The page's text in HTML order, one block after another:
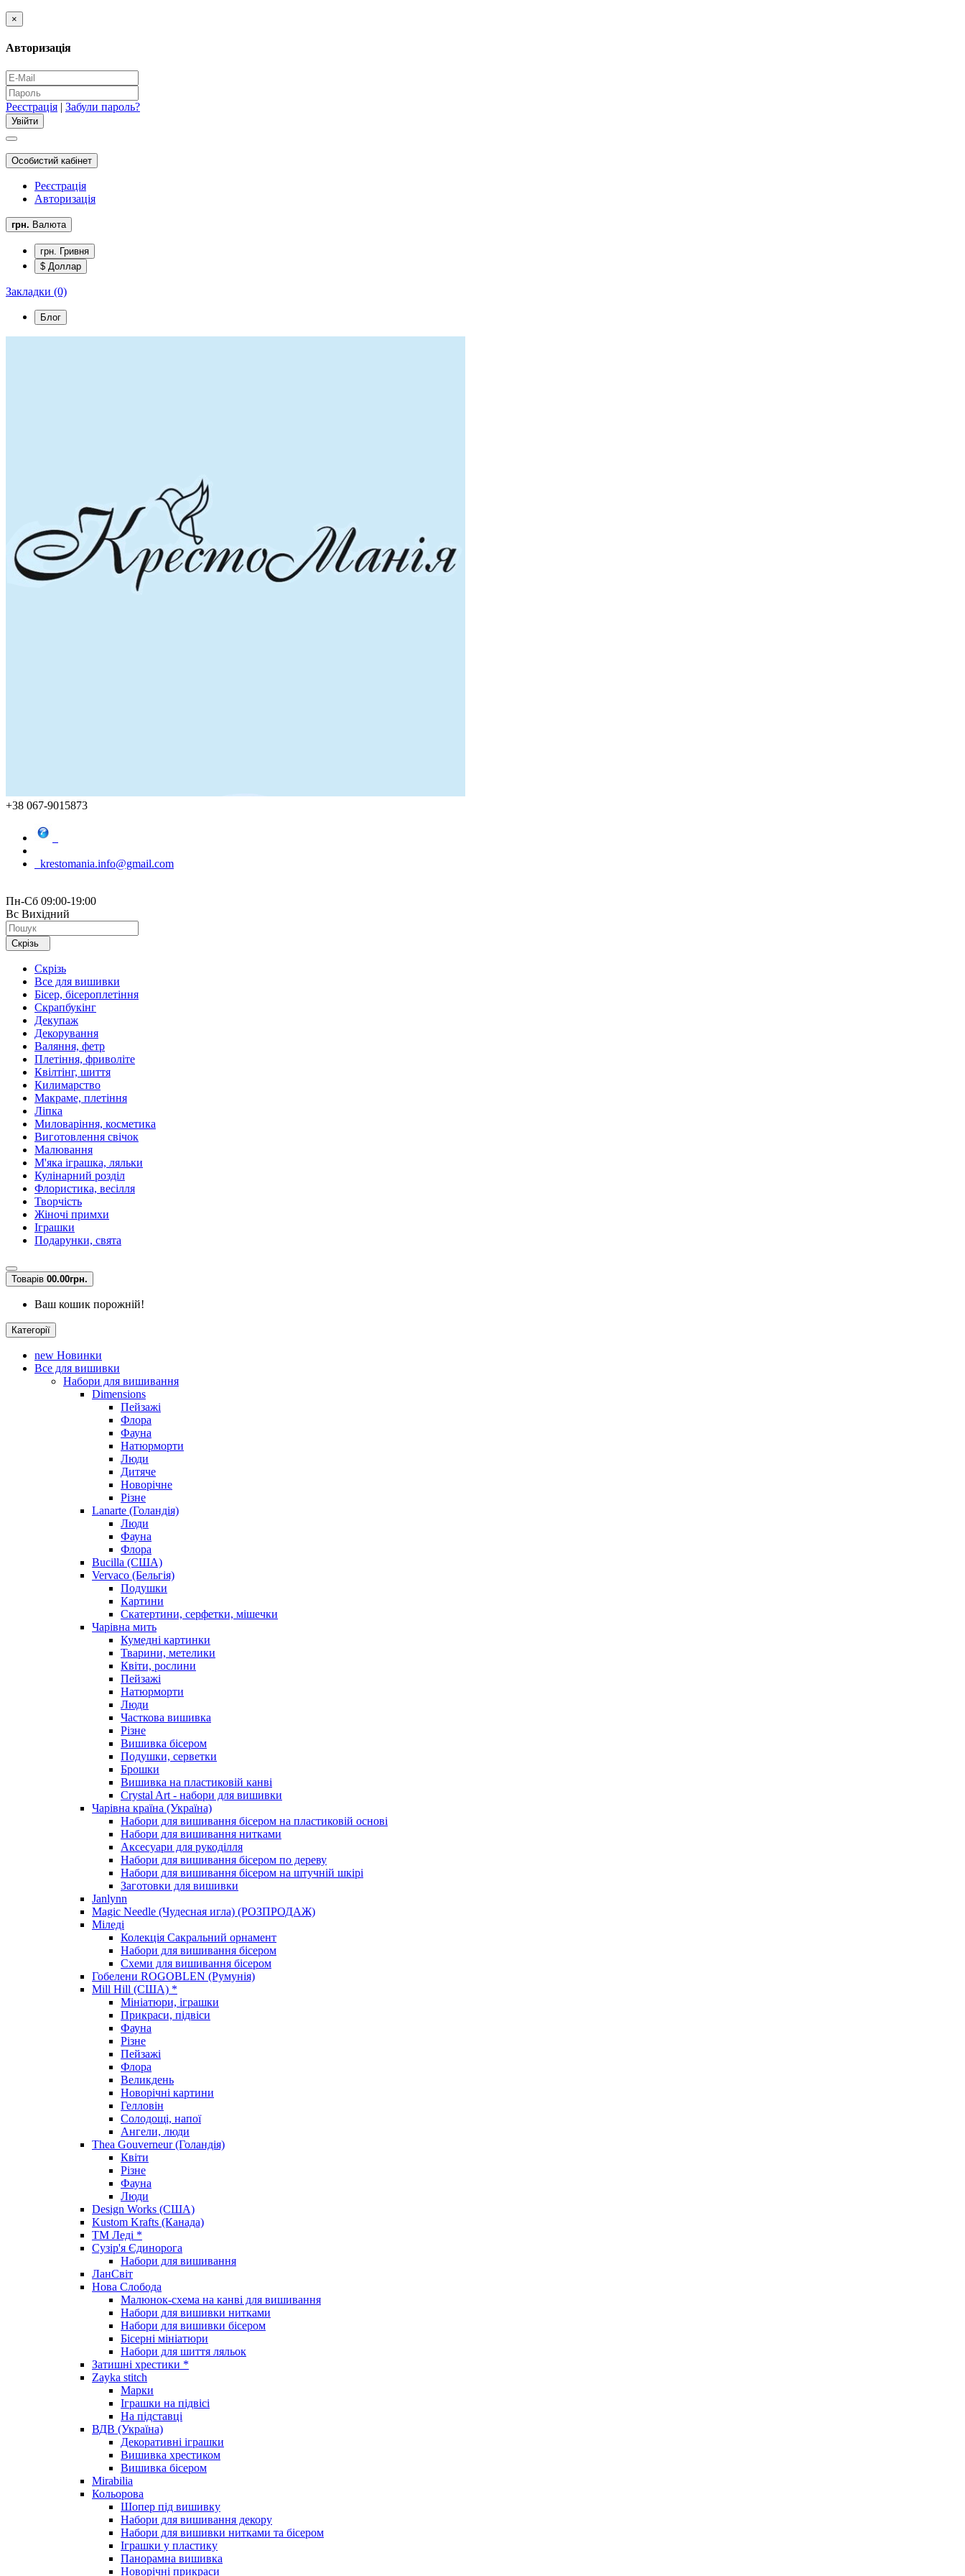
×
Авторизація
Реєстрація | Забули пароль?
Особистий кабінет
Реєстрація
Авторизація
грн. Валюта
грн. Гривня
$ Доллар
Закладки (0)
Блог
+38 067-9015873
krestomania.info@gmail.com
Пн-Сб 09:00-19:00
Вс Вихідний
Скрізь
Скрізь
Все для вишивки
Бісер, бісероплетіння
Скрапбукінг
Декупаж
Декорування
Валяння, фетр
Плетіння, фриволіте
Квілтінг, шиття
Килимарство
Макраме, плетіння
Ліпка
Миловаріння, косметика
Виготовлення свічок
Малювання
М'яка іграшка, ляльки
Кулінарний розділ
Флористика, весілля
Творчість
Жіночі примхи
Іграшки
Подарунки, свята
Товарів 00.00грн.
Ваш кошик порожній!
Категорії
new Новинки
Все для вишивки
Набори для вишивання
Dimensions
Пейзажі
Флора
Фауна
Натюрморти
Люди
Дитяче
Новорічне
Різне
Lanarte (Голандія)
Люди
Фауна
Флора
Bucilla (США)
Vervaco (Бельгія)
Подушки
Картини
Скатертини, серфетки, мішечки
Чарiвна мить
Кумедні картинки
Тварини, метелики
Квіти, рослини
Пейзажі
Натюрморти
Люди
Часткова вишивка
Різне
Вишивка бісером
Подушки, серветки
Брошки
Вишивка на пластиковій канві
Crystal Art - набори для вишивки
Чарівна країна (Україна)
Набори для вишивання бісером на пластиковій основі
Набори для вишивання нитками
Аксесуари для рукоділля
Набори для вишивання бісером по дереву
Набори для вишивання бісером на штучній шкірі
Заготовки для вишивки
Janlynn
Magic Needle (Чудесная игла) (РОЗПРОДАЖ)
Міледі
Колекція Сакральний орнамент
Набори для вишивання бісером
Схеми для вишивання бісером
Гобелени ROGOBLEN (Румунія)
Mill Hill (США) *
Мініатюри, іграшки
Прикраси, підвіси
Фауна
Різне
Пейзажі
Флора
Великдень
Новорічні картини
Гелловін
Солодощі, напої
Ангели, люди
Thea Gouverneur (Голандія)
Квіти
Різне
Фауна
Люди
Design Works (США)
Kustom Krafts (Канада)
ТМ Леді *
Сузір'я Єдинорога
Набори для вишивання
ЛанСвіт
Нова Слобода
Малюнок-схема на канві для вишивання
Набори для вишивки нитками
Набори для вишивки бісером
Бісерні мініатюри
Набори для шиття ляльок
Затишні хрестики *
Zayka stitch
Марки
Іграшки на підвісі
На підставці
ВДВ (Україна)
Декоративні іграшки
Вишивка хрестиком
Вишивка бісером
Mirabilia
Кольорова
Шопер під вишивку
Набори для вишивання декору
Набори для вишивки нитками та бісером
Іграшки у пластику
Панорамна вишивка
Новорічні прикраси